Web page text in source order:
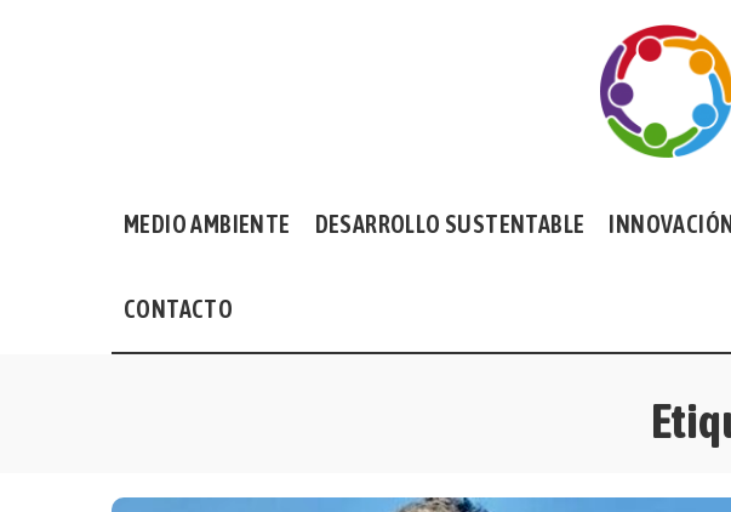
MEDIO AMBIENTE DESARROLLO SUSTENTABLE
CONTACTO